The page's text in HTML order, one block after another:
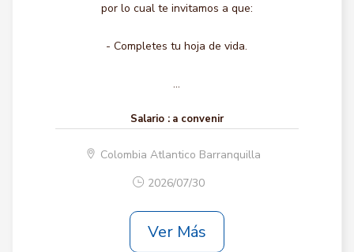
por lo cual te invitamos a que:
- Completes tu hoja de vida.
...
Salario : a convenir
Colombia Atlantico Barranquilla
2026/07/30
Ver Más